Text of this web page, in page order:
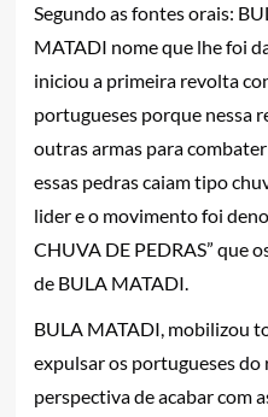
Segundo as fontes orais:
MATADI nome que lhe foi
iniciou a primeira revolta
portugueses porque nessa
outras armas para
essas pedras caiam tipo
lider e o movimento foi
CHUVA DE PEDRAS” que
de BULA MATADI.
BULA MATADI, mobilizou
expulsar os portugueses do
perspectiva de acabar com